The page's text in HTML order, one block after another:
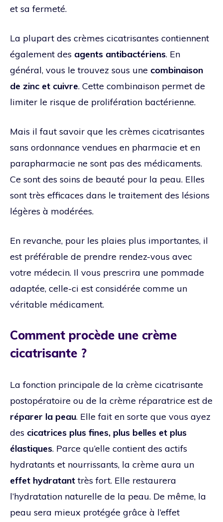
et sa fermeté.
La plupart des crèmes cicatrisantes contiennent
également des agents antibactériens. En
général, vous le trouvez sous une combinaison
de zinc et cuivre. Cette combinaison permet de
limiter le risque de prolifération bactérienne.
Mais il faut savoir que les crèmes cicatrisantes
sans ordonnance vendues en pharmacie et en
parapharmacie ne sont pas des médicaments.
Ce sont des soins de beauté pour la peau. Elles
sont très efficaces dans le traitement des lésions
légères à modérées.
En revanche, pour les plaies plus importantes, il
est préférable de prendre rendez-vous avec
votre médecin. Il vous prescrira une pommade
adaptée, celle-ci est considérée comme un
véritable médicament.
Comment procède une crème
cicatrisante ?
La fonction principale de la crème cicatrisante
postopératoire ou de la crème réparatrice est de
réparer la peau. Elle fait en sorte que vous ayez
des cicatrices plus fines, plus belles et plus
élastiques. Parce qu’elle contient des actifs
hydratants et nourrissants, la crème aura un
effet hydratanttrès fort. Elle restaurera
l’hydratation naturelle de la peau. De même, la
peau sera mieux protégée grâce à l’effet